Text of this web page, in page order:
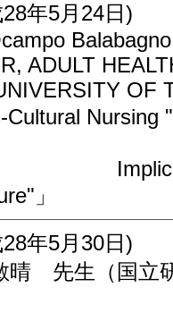
年5月24日)
ADULT
Nursing
on
」
年5月30日)
生（国立研